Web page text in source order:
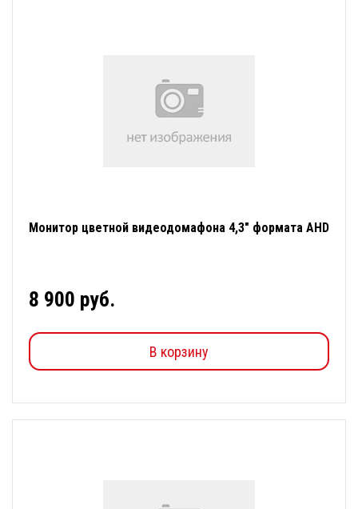
Монитор цветной видеодомафона 4,3" формата AHD
8 900 руб.
В корзину